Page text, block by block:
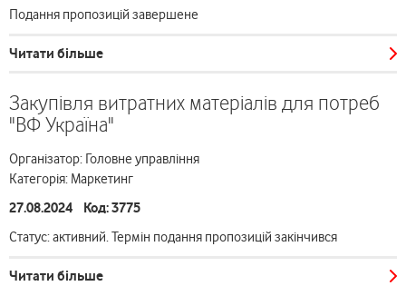
Подання пропозицій завершене
Читати більше
Закупівля витратних матеріалів для потреб
"ВФ Україна"
Організатор: Головне управління
Категорія: Маркетинг
27.08.2024 Код: 3775
Статус: активний. Термін подання пропозицій закінчився
Читати більше